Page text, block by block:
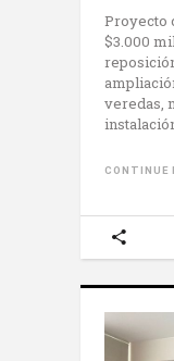
Proyecto
$3.000
veredas,
CONTINUE